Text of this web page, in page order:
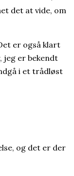
det at vide, om
er også klart
jeg er bekendt
i et trådløst
og det er der